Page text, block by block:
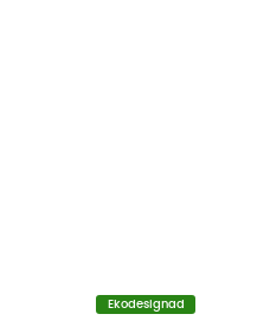
Ekodesignad